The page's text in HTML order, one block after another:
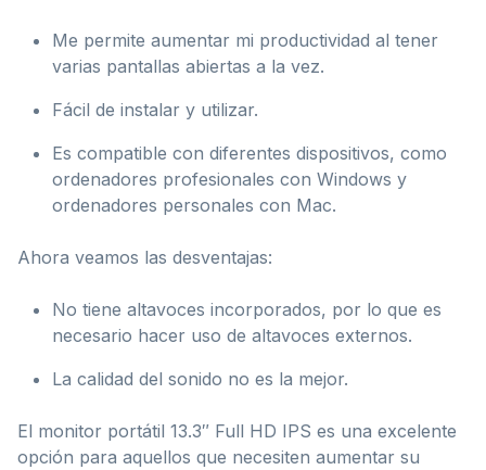
Me permite aumentar mi productividad al tener
varias pantallas abiertas a la vez.
Fácil de instalar y utilizar.
Es compatible con diferentes dispositivos, como
ordenadores profesionales con Windows y
ordenadores personales con Mac.
Ahora veamos las desventajas:
No tiene altavoces incorporados, por lo que es
necesario hacer uso de altavoces externos.
La calidad del sonido no es la mejor.
El monitor portátil 13.3″ Full HD IPS es una excelente
opción para aquellos que necesiten aumentar su